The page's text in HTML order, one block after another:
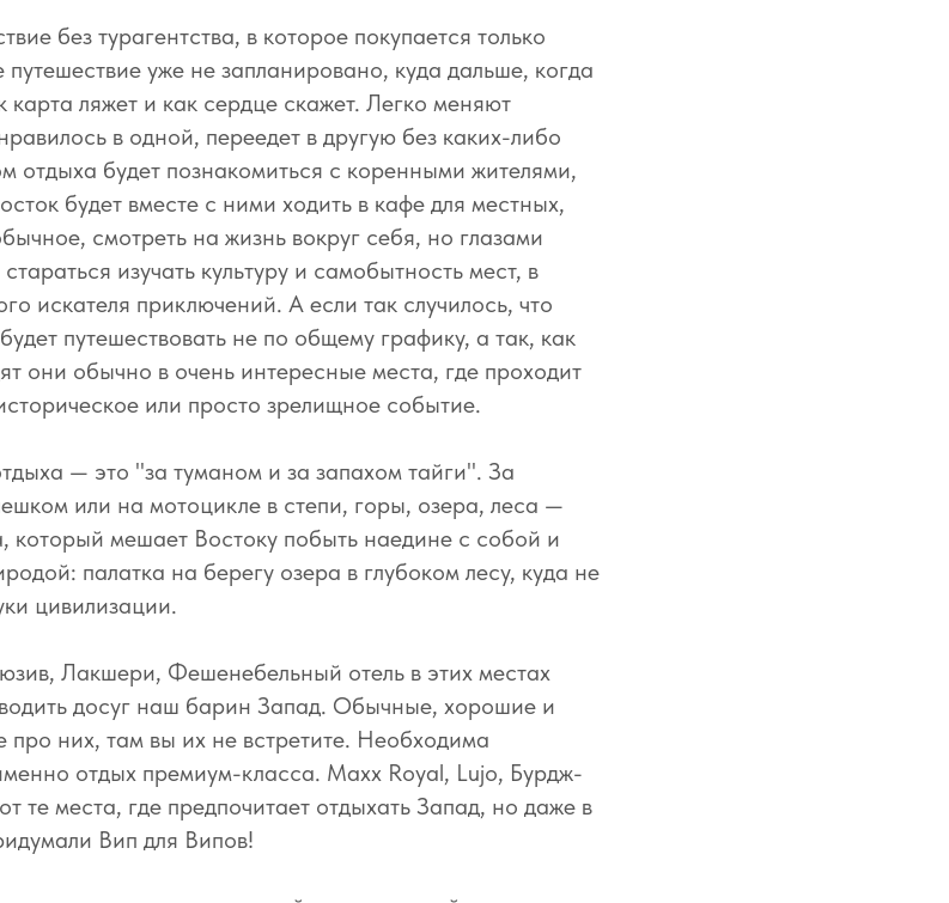
без турагентства, в которое покупается только
уже не запланировано, куда дальше, когда
ляжет и как сердце скажет. Легко меняют
в одной, переедет в другую без каких-либо
отдыха будет познакомиться с коренными жителями,
будет вместе с ними ходить в кафе для местных,
смотреть на жизнь вокруг себя, но глазами
изучать культуру и самобытность мест, в
искателя приключений. А если так случилось, что
путешествовать не по общему графику, а так, как
они обычно в очень интересные места, где проходит
или просто зрелищное событие.
— это "за туманом и за запахом тайги". За
или на мотоцикле в степи, горы, озера, леса —
который мешает Востоку побыть наедине с собой и
палатка на берегу озера в глубоком лесу, куда не
цивилизации.
Лакшери, Фешенебельный отель в этих местах
досуг наш барин Запад. Обычные, хорошие и
них, там вы их не встретите. Необходима
отдых премиум-класса. Maxx Royal, Lujo, Бурдж-
те места, где предпочитает отдыхать Запад, но даже в
Вип для Випов!